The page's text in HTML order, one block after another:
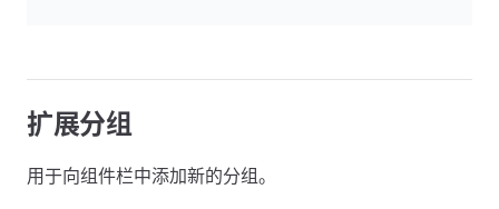
扩展分组
用于向组件栏中添加新的分组。